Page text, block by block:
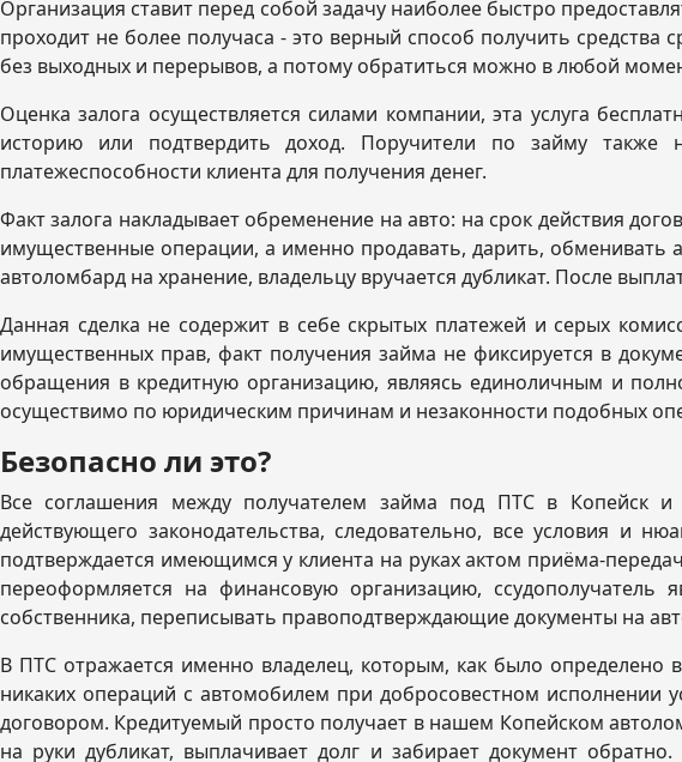
Организация ставит перед собой задачу наиболее быстро
проходит не более получаса - это верный способ получить
без выходных и перерывов, а потому обратиться можно в любой
Оценка залога осуществляется силами компании, эта услуга
историю или подтвердить доход. Поручители по займу также
платежеспособности клиента для получения денег.
Факт залога накладывает обременение на авто: на срок действия
имущественные операции, а именно продавать, дарить,
автоломбард на хранение, владельцу вручается дубликат. После
Данная сделка не содержит в себе скрытых платежей и серых
имущественных прав, факт получения займа не фиксируется в
обращения в кредитную организацию, являясь единоличным и
осуществимо по юридическим причинам и незаконности подобных
Безопасно ли это?
Все соглашения между получателем займа под ПТС в Копейск и
действующего законодательства, следовательно, все условия и
подтверждается имеющимся у клиента на руках актом приёма-
переоформляется на финансовую организацию,
собственника, переписывать правоподтверждающие документы на
В ПТС отражается именно владелец, которым, как было
никаких операций с автомобилем при добросовестном исполнении
договором. Кредитуемый просто получает в нашем Копейском
на руки дубликат, выплачивает долг и забирает документ